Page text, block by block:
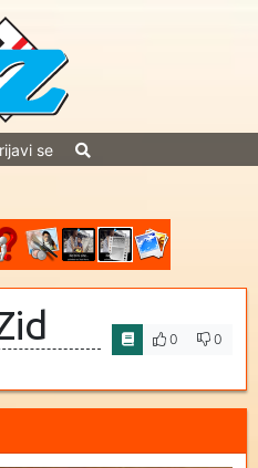
se
0 0